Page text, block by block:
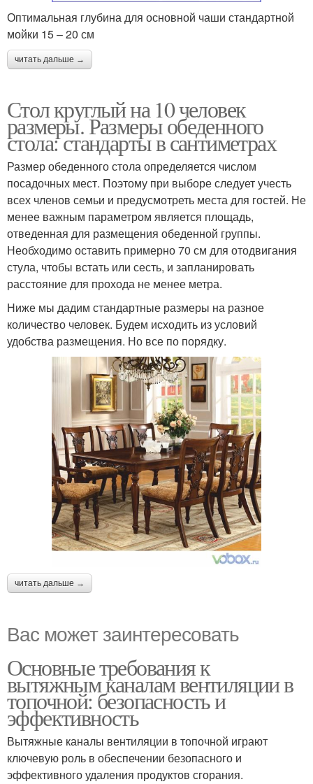
Оптимальная глубина для основной чаши стандартной
мойки 15 – 20 см
читать дальше →
Стол круглый на 10 человек
размеры. Размеры обеденного
стола: стандарты в сантиметрах
Размер обеденного стола определяется числом
посадочных мест. Поэтому при выборе следует учесть
всех членов семьи и предусмотреть места для гостей. Не
менее важным параметром является площадь,
отведенная для размещения обеденной группы.
Необходимо оставить примерно 70 см для отодвигания
стула, чтобы встать или сесть, и запланировать
расстояние для прохода не менее метра.
Ниже мы дадим стандартные размеры на разное
количество человек. Будем исходить из условий
удобства размещения. Но все по порядку.
читать дальше →
Вас может заинтересовать
Основные требования к
вытяжным каналам вентиляции в
топочной: безопасность и
эффективность
Вытяжные каналы вентиляции в топочной играют
ключевую роль в обеспечении безопасного и
эффективного удаления продуктов сгорания.